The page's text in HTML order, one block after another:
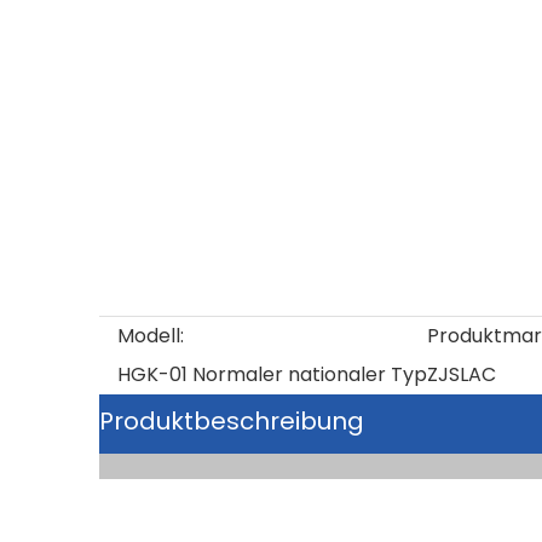
Modell:
HGK-01 Normaler nationaler TypZJSLAC
Produktbeschreibung